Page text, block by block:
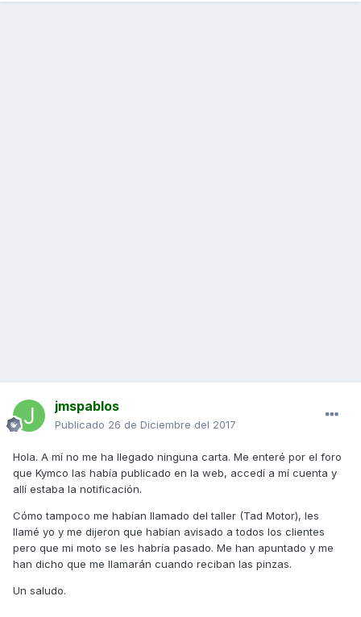
jmspablos
Publicado 26 de Diciembre del 2017
Hola. A mí no me ha llegado ninguna carta. Me enteré por el foro
que Kymco las había publicado en la web, accedí a mí cuenta y
allí estaba la notificación.
Cómo tampoco me habían llamado del taller (Tad Motor), les
llamé yo y me dijeron que habían avisado a todos los clientes
pero que mi moto se les habría pasado. Me han apuntado y me
han dicho que me llamarán cuando reciban las pinzas.
Un saludo.